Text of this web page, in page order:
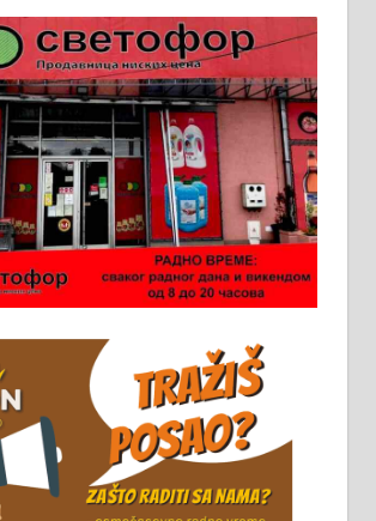
завршних радова
хидроизолације и
радова. 061/25-28-058
потребан возач са Б
064/02-85-511
два радника за рад на
„Липа промет” у
доћи лично на
у улици Максима
сваког радног дана од
063/465-045
све врсте димњака.